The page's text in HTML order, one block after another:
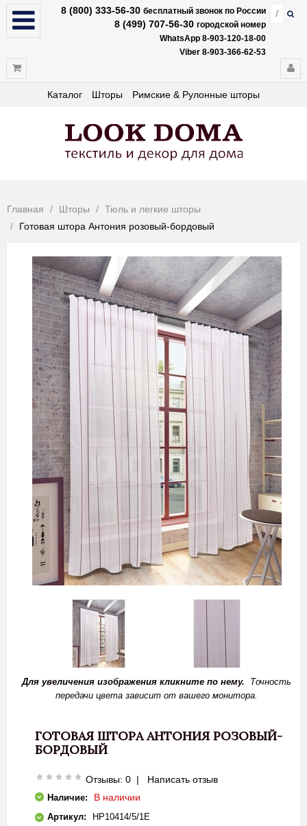
8 (800) 333-56-30 бесплатный звонок по России
8 (499) 707-56-30 городской номер
WhatsApp 8-903-120-18-00
Viber 8-903-366-62-53
Каталог Шторы Римские & Рулонные шторы
Главная Шторы
Тюль и легкие шторы
Готовая штора Антония розовый-бордовый
Для увеличения изображения кликните по нему. Точность
передачи цвета зависит от вашего монитора.
ГОТОВАЯ ШТОРА АНТОНИЯ РОЗОВЫЙ-
БОРДОВЫЙ
Отзывы: 0 | Написать отзыв
Наличие: В наличии
Артикул: HP10414/5/1E